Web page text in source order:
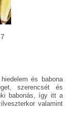
és babona
szerencsét és
babonás, így itt a
valamint